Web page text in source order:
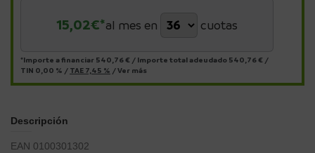
15,02€*al mes en cuotas
*Importe a financiar 540,76 € / Importe total adeudado 540,76 € /
TIN 0,00 % / TAE 7,45 % /Ver más
Descripción
EAN 0100301302